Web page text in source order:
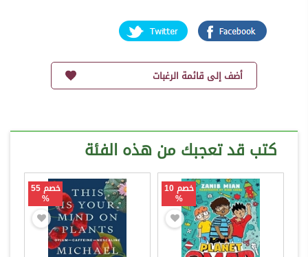
أضف إلى قائمة الرغبات
كتب قد تعجبك من هذه الفئة
خصم 10
%
خصم 55
%